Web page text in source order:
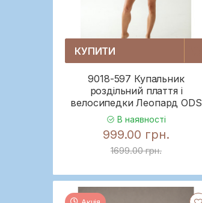
КУПИТИ
9018-597 Купальник
роздільний плаття і
велосипедки Леопард ODS
В наявності
999.00 грн.
1699.00 грн.